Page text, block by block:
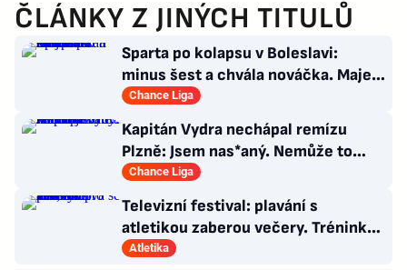
ČLÁNKY Z JINÝCH TITULŮ
Sparta po kolapsu v Boleslavi:
minus šest a chvála nováčka. Majer
má silnou zbraň
Chance Liga
Kapitán Vydra nechápal remízu
Plzně: Jsem nas*aný. Nemůže to
končit jako házená
Chance Liga
Televizní festival: plavání s
atletikou zaberou večery. Trénink
pro LA, usmívá se Dusík
Atletika